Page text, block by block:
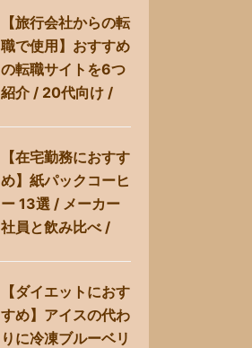
【旅行会社からの転
職で使用】おすすめ
の転職サイトを6つ
紹介 / 20代向け /
【在宅勤務におすす
め】紙パックコーヒ
ー 13選 / メーカー
社員と飲み比べ /
【ダイエットにおす
すめ】アイスの代わ
りに冷凍ブルーベリ